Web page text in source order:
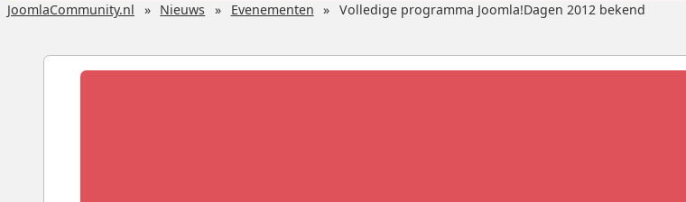
JoomlaCommunity.nl Nieuws Evenementen Volledige programma Joomla!Dagen 2012 bekend